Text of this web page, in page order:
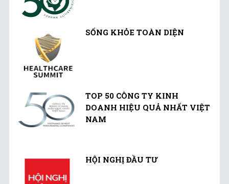
SỐNG KHỎE TOÀN DIỆN
TOP 50 CÔNG TY KINH
DOANH HIỆU QUẢ NHẤT VIỆT
NAM
HỘI NGHỊ ĐẦU TƯ